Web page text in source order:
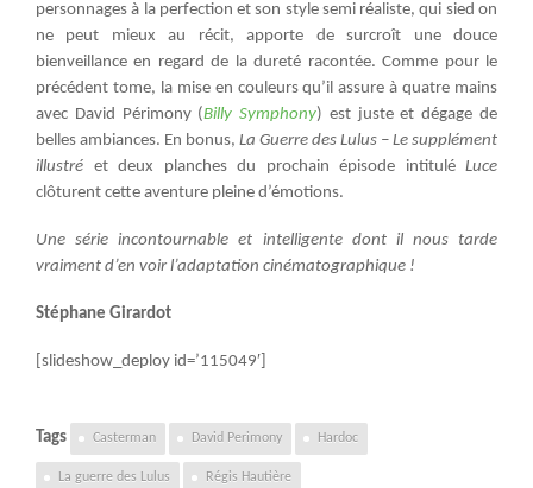
personnages à la perfection et son style semi réaliste, qui sied on
ne peut mieux au récit, apporte de surcroît une douce
bienveillance en regard de la dureté racontée. Comme pour le
précédent tome, la mise en couleurs qu’il assure à quatre mains
avec David Périmony (Billy Symphony) est juste et dégage de
belles ambiances. En bonus, La Guerre des Lulus – Le supplément
illustré et deux planches du prochain épisode intitulé Luce
clôturent cette aventure pleine d’émotions.
Une série incontournable et intelligente dont il nous tarde
vraiment d’en voir l’adaptation cinématographique !
Stéphane Girardot
[slideshow_deploy id=’115049′]
Tags Casterman David Perimony Hardoc
La guerre des Lulus Régis Hautière